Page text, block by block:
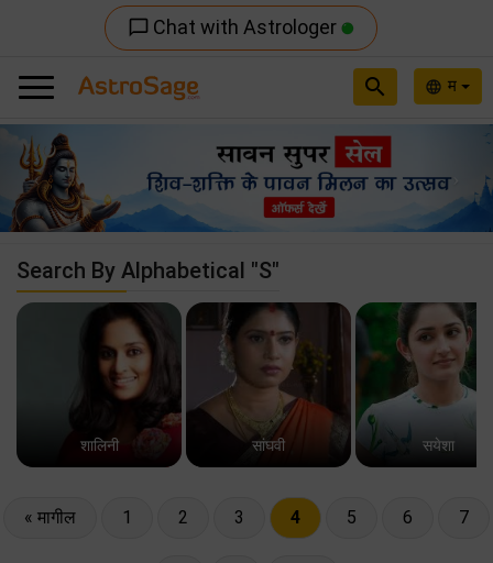
chat_bubble_outline Chat with Astrologer
language म
search
Previous
Search By Alphabetical "S"
शालिनी सांघवी सयेशा
« मागील 1 2 3 4 5 6 7